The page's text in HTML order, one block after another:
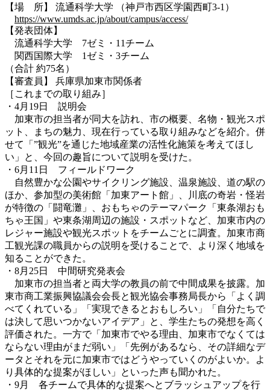
【場 所】 流通科学大学 （神戸市西区学園西町3-1）
https://www.umds.ac.jp/about/campus/access/
【発表団体】
流通科学大学 7ゼミ・11チーム
関西国際大学 1ゼミ・3チーム
（合計 約75名）
【審査員】 兵庫県加東市関係者
［これまでの取り組み］
・4月19日 説明会
加東市の担当者が同大を訪れ、市の概要、名物・観光スポ
ット、まちの魅力、現在行っている取り組みなどを紹介。併
せて「”観光”を通じた地域産業の活性化施策を考えてほし
い」と、今回の趣旨について説明を受けた。
・6月11日 フィールドワーク
自然豊かな公園やサイクリング施設、温泉施設、道の駅の
ほか、参加型の美術館「加東アート館」、川底の奇岩・怪岩
が特徴の「闘竜灘」、おもちゃのテーマパーク「東条湖おも
ちゃ王国」や東条湖周辺の施設・スポットなど、加東市内の
レジャー施設や観光スポットをチームごとに調査。加東市商
工観光課の職員からの説明を受けることで、より深く地域を
知ることができた。
・8月25日 中間研究発表会
加東市の担当者と両大学の教員の前で中間成果を披露。加
東市商工業振興協議会会長と観光協会事務局長から「よく調
べてくれている」「実現できるとおもしろい」「自分たちで
は決して思いつかないアイデア」と、学生たちの発想を高く
評価された。一方で「加東市でやる理由、加東市でなくては
ならない理由がまだ弱い」「先例があるなら、その詳細なデ
ータとそれを元に加東市ではどうやっていくのがよいか。よ
り具体的な提案がほしい」といった声も聞かれた。
・9月 各チームで具体的な提案へとブラッシュアップを行